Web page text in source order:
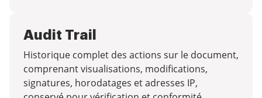
Audit Trail
Historique complet des actions sur le document,
comprenant visualisations, modifications,
signatures, horodatages et adresses IP,